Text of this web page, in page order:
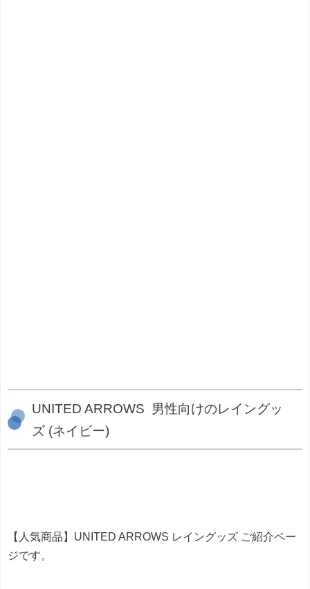
UNITED ARROWS 男性向けのレイングッ
ズ (ネイビー)
【人気商品】UNITED ARROWS レイングッズ ご紹介ペー
ジです。